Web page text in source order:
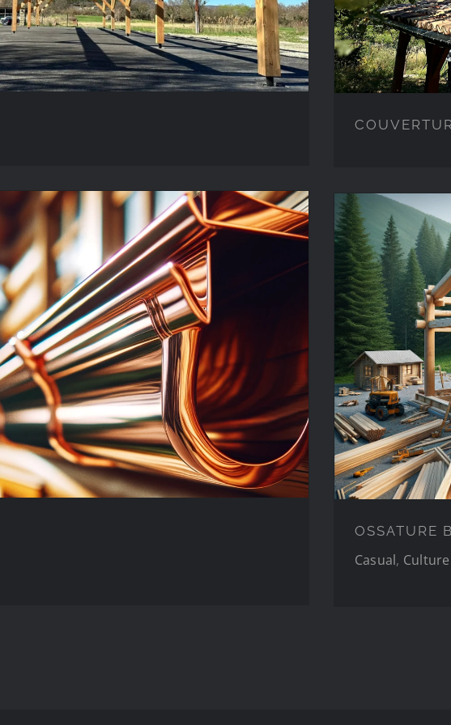
ZINGUERIE
OSSATURE
Casual, Culture